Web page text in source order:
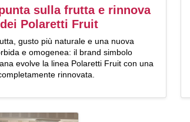
sulla frutta e rinnova
Polaretti Fruit
gusto più naturale e una nuova
e omogenea: il brand simbolo
evolve la linea Polaretti Fruit con una
rinnovata.